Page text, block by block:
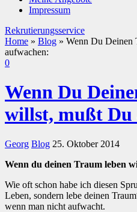
Impressum
Rekrutierungsservice
Home » Blog » Wenn Du Deinen
aufwachen:
0
Wenn Du
willst, mußt Du
Georg Blog 25. Oktober 2014
Wenn du deinen Traum leben
Wie oft schon habe ich diesen
Leben, sondern lebe deinen
wenn man nicht aufwacht.